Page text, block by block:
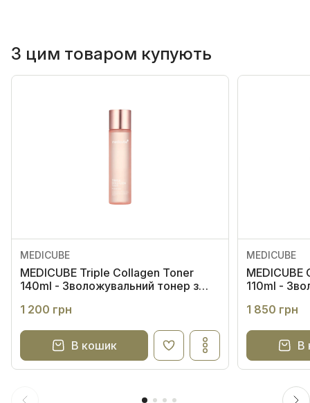
З цим товаром купують
MEDICUBE
MEDICUBE Triple Collagen Toner
140ml - Зволожувальний тонер з
кислотою
1 200 грн
В кошик
MEDICUBE
110ml -
1 850 грн
В